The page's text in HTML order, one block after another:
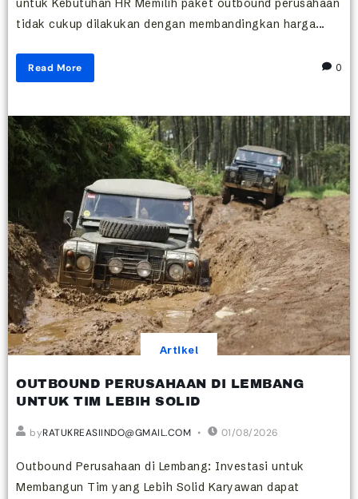
untuk Kebutuhan HR Memilih paket outbound perusahaan
tidak cukup dilakukan dengan membandingkan harga...
Read More 0
Artikel
OUTBOUND PERUSAHAAN DI LEMBANG
UNTUK TIM LEBIH SOLID
byRATUKREASIINDO@GMAIL.COM 01/08/2026
Outbound Perusahaan di Lembang: Investasi untuk
Membangun Tim yang Lebih Solid Karyawan dapat